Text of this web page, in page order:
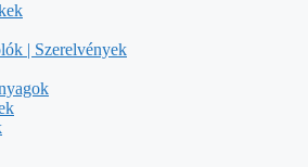
| Szerelvények